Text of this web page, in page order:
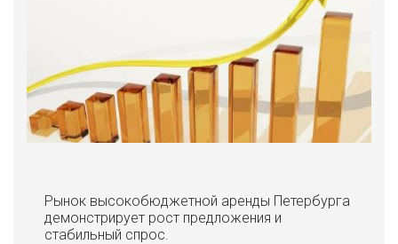
Рынок высокобюджетной аренды Петербурга
демонстрирует рост предложения и
стабильный спрос.